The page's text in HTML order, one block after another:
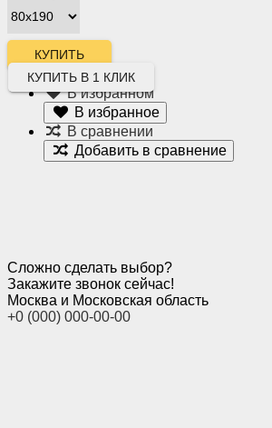
КУПИТЬ В 1 КЛИК
В избранном
В избранное
В сравнении
Добавить в сравнение
Сложно сделать выбор?
Закажите звонок сейчас!
Москва и Московская область
+0 (000) 000-00-00